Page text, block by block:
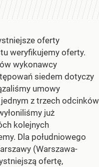
oferty
weryfikujemy oferty.
wykonawcy
siedem dotyczy
umowy
z trzech odcinków
już
kolejnych
Dla południowego
(Warszawa-
ofertę,